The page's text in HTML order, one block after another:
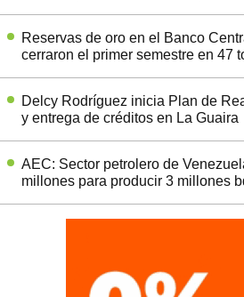
Reservas de oro en el Banco
cerraron el primer semestre en 47
Delcy Rodríguez inicia Plan de
y entrega de créditos en La Guaira
AEC: Sector petrolero de
millones para producir 3 millones